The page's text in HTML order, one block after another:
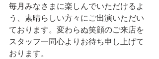
毎月みなさまに楽しんでいただけるよ
う、素晴らしい方々にご出演いただい
ております。変わらぬ笑顔のご来店を
スタッフ一同心よりお待ち申し上げて
おります。